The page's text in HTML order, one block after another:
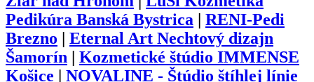
Pedikúra Banská Bystrica
RENI-Pedi
Brezno
Eternal Art Nechtový dizajn
Šamorín
Kozmetické štúdio IMMENSE
Košice
NOVALINE - Štúdio štíhlej línie